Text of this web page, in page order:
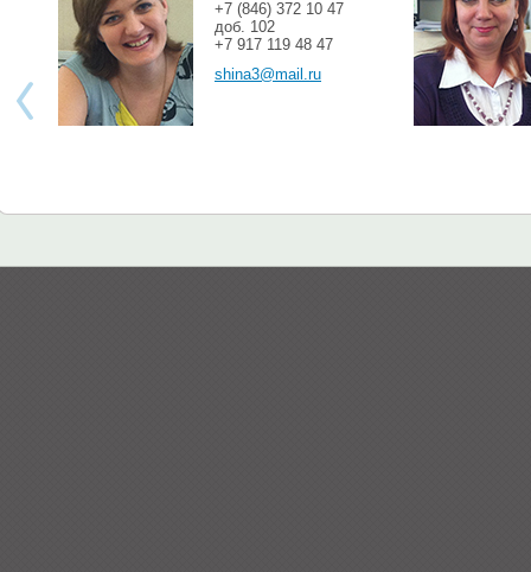
+7 (846) 372 10 47
доб. 102
+7 917 119 48 47
shina3@mail.ru